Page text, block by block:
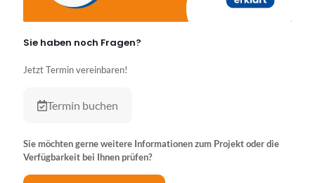
Sie haben noch Fragen?
Jetzt Termin vereinbaren!
Termin buchen
Sie möchten gerne weitere Informationen zum Projekt oder die
Verfügbarkeit bei Ihnen prüfen?